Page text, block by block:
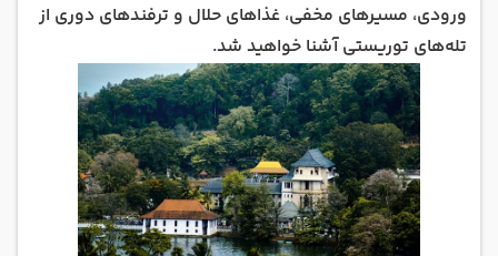
ورودی، مسیرهای مخفی، غذاهای حلال و ترفندهای دوری از
تله‌های توریستی آشنا خواهید شد.